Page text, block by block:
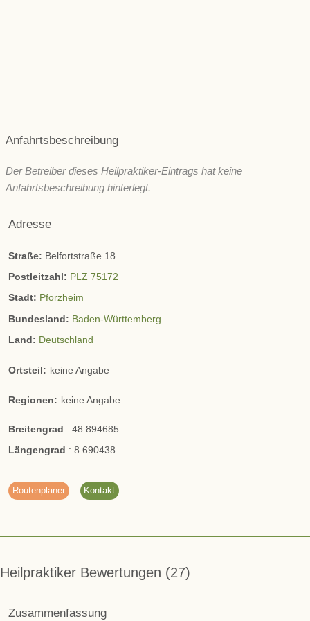
Anfahrtsbeschreibung
Der Betreiber dieses Heilpraktiker-Eintrags hat keine
Anfahrtsbeschreibung hinterlegt.
Adresse
Straße: Belfortstraße 18
Postleitzahl: PLZ 75172
Stadt: Pforzheim
Bundesland: Baden-Württemberg
Land: Deutschland
Ortsteil: keine Angabe
Regionen: keine Angabe
Breitengrad : 48.894685
Längengrad : 8.690438
Routenplaner Kontakt
Heilpraktiker Bewertungen 27
Zusammenfassung